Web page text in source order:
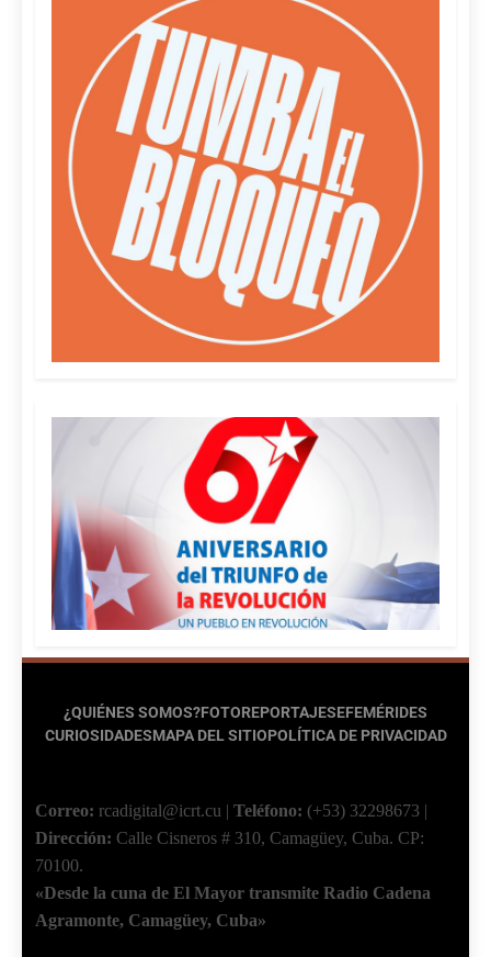
¿QUIÉNES SOMOS?FOTOREPORTAJESEFEMÉRIDES
CURIOSIDADESMAPA DEL SITIOPOLÍTICA DE PRIVACIDAD
Correo: rcadigital@icrt.cu | Teléfono: (+53) 32298673 |
Dirección: Calle Cisneros # 310, Camagüey, Cuba. CP:
70100.
«Desde la cuna de El Mayor transmite Radio Cadena
Agramonte, Camagüey, Cuba»